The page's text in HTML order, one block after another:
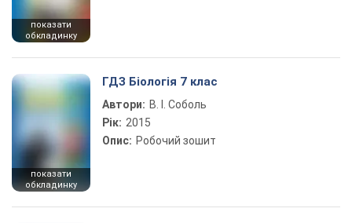
показати
обкладинку
показати
обкладинку
ГДЗ Біологія 7 клас
Автори: В. І. Соболь
Рік: 2015
Опис: Робочий зошит